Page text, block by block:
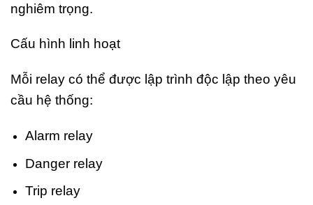
nghiêm trọng.
Cấu hình linh hoạt
Mỗi relay có thể được lập trình độc lập theo yêu
cầu hệ thống:
Alarm relay
Danger relay
Trip relay